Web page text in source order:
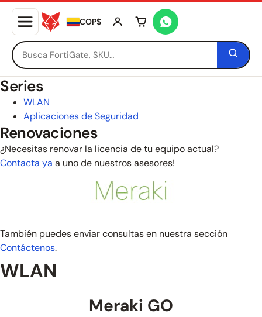
COP$ Tu carrito está vacío
Series
WLAN
Aplicaciones de Seguridad
Renovaciones
¿Necesitas renovar la licencia de tu equipo actual?
Contacta ya a uno de nuestros asesores!
También puedes enviar consultas en nuestra sección
Contáctenos.
WLAN
Meraki GO